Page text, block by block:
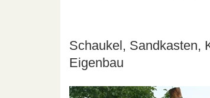
Schaukel, Sandkasten,
Eigenbau